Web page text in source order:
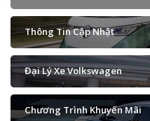
Thông Tin Cập Nhật
Đại Lý Xe Volkswagen
Chương Trình Khuyến Mãi